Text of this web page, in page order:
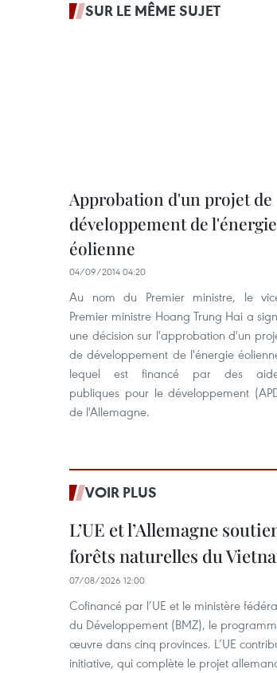
SUR LE MÊME SUJET
Approbation d'un projet de
développement de l'énergie
éolienne
04/09/2014 04:20
Au nom du Premier ministre, le
Premier ministre Hoang Trung Hai a
une décision sur l'approbation d'un
de développement de l'énergie
lequel est financé par des
publiques pour le développement
de l'Allemagne.
VOIR PLUS
L’UE et l’Allemagne
forêts naturelles du
07/08/2026 12:00
Cofinancé par l’UE et le ministère
du Développement (BMZ), le
œuvre dans cinq provinces. L’UE
initiative, qui complète le projet